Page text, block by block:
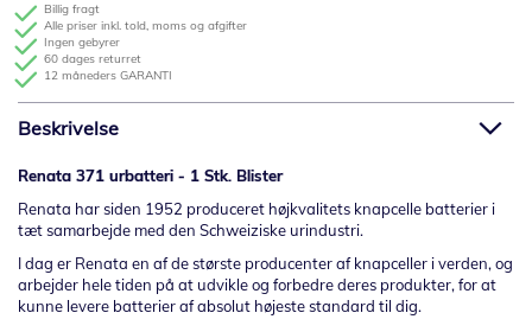
Billig fragt
Alle priser inkl. told, moms og afgifter
Ingen gebyrer
60 dages returret
12 måneders GARANTI
Beskrivelse
Renata 371 urbatteri - 1 Stk. Blister
Renata har siden 1952 produceret højkvalitets knapcelle batterier i
tæt samarbejde med den Schweiziske urindustri.
I dag er Renata en af de største producenter af knapceller i verden, og
arbejder hele tiden på at udvikle og forbedre deres produkter, for at
kunne levere batterier af absolut højeste standard til dig.